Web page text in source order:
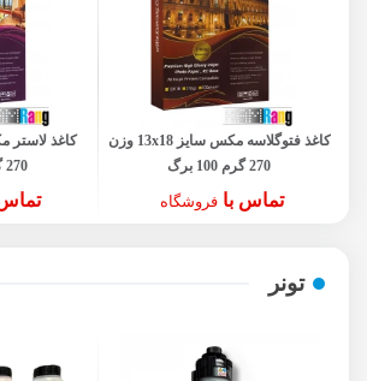
کاغذ فتوگلاسه مکس سایز 13x18 وزن
270 گرم 100 برگ
تماس بافروشگاه
270 گرم 100 برگ
تونر